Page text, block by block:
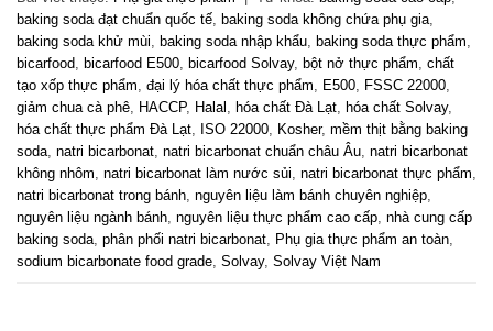
baking soda đạt chuẩn quốc tế, baking soda không chứa phụ gia,
baking soda khử mùi, baking soda nhập khẩu, baking soda thực phẩm,
bicarfood, bicarfood E500, bicarfood Solvay, bột nở thực phẩm, chất
tạo xốp thực phẩm, đại lý hóa chất thực phẩm, E500, FSSC 22000,
giảm chua cà phê, HACCP, Halal , hóa chất Đà Lạt, hóa chất Solvay,
hóa chất thực phẩm Đà Lạt, ISO 22000, Kosher, mềm thịt bằng baking
soda, natri bicarbonat, natri bicarbonat chuẩn châu Âu, natri bicarbonat
không nhôm, natri bicarbonat làm nước sủi, natri bicarbonat thực phẩm,
natri bicarbonat trong bánh, nguyên liệu làm bánh chuyên nghiệp,
nguyên liệu ngành bánh, nguyên liệu thực phẩm cao cấp, nhà cung cấp
baking soda, phân phối natri bicarbonat, Phụ gia thực phẩm an toàn,
sodium bicarbonate food grade, Solvay, Solvay Việt Nam